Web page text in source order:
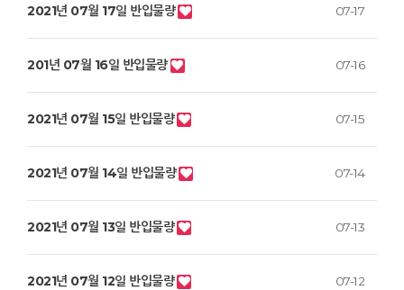
2021년 07월 17일 반입물량 07-17
201년 07월 16일 반입물량 07-16
2021년 07월 15일 반입물량 07-15
2021년 07월 14일 반입물량 07-14
2021년 07월 13일 반입물량 07-13
2021년 07월 12일 반입물량 07-12